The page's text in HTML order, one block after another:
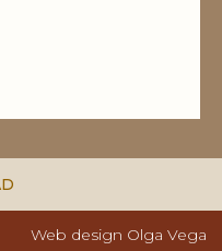
Web design Olga Vega